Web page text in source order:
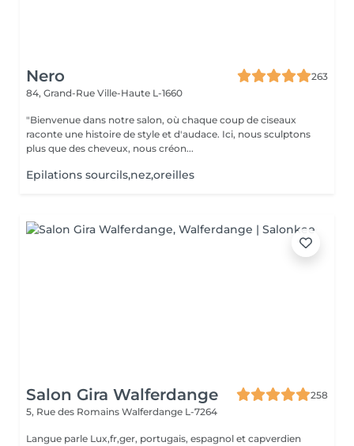
Nero
263
84, Grand-Rue Ville-Haute L-1660
"Bienvenue dans notre salon, où chaque coup de ciseaux
raconte une histoire de style et d'audace. Ici, nous sculptons
plus que des cheveux, nous créon...
Epilations sourcils,nez,oreilles
Salon Gira Walferdange
258
5, Rue des Romains Walferdange L-7264
Langue parle Lux,fr,ger, portugais, espagnol et capverdien